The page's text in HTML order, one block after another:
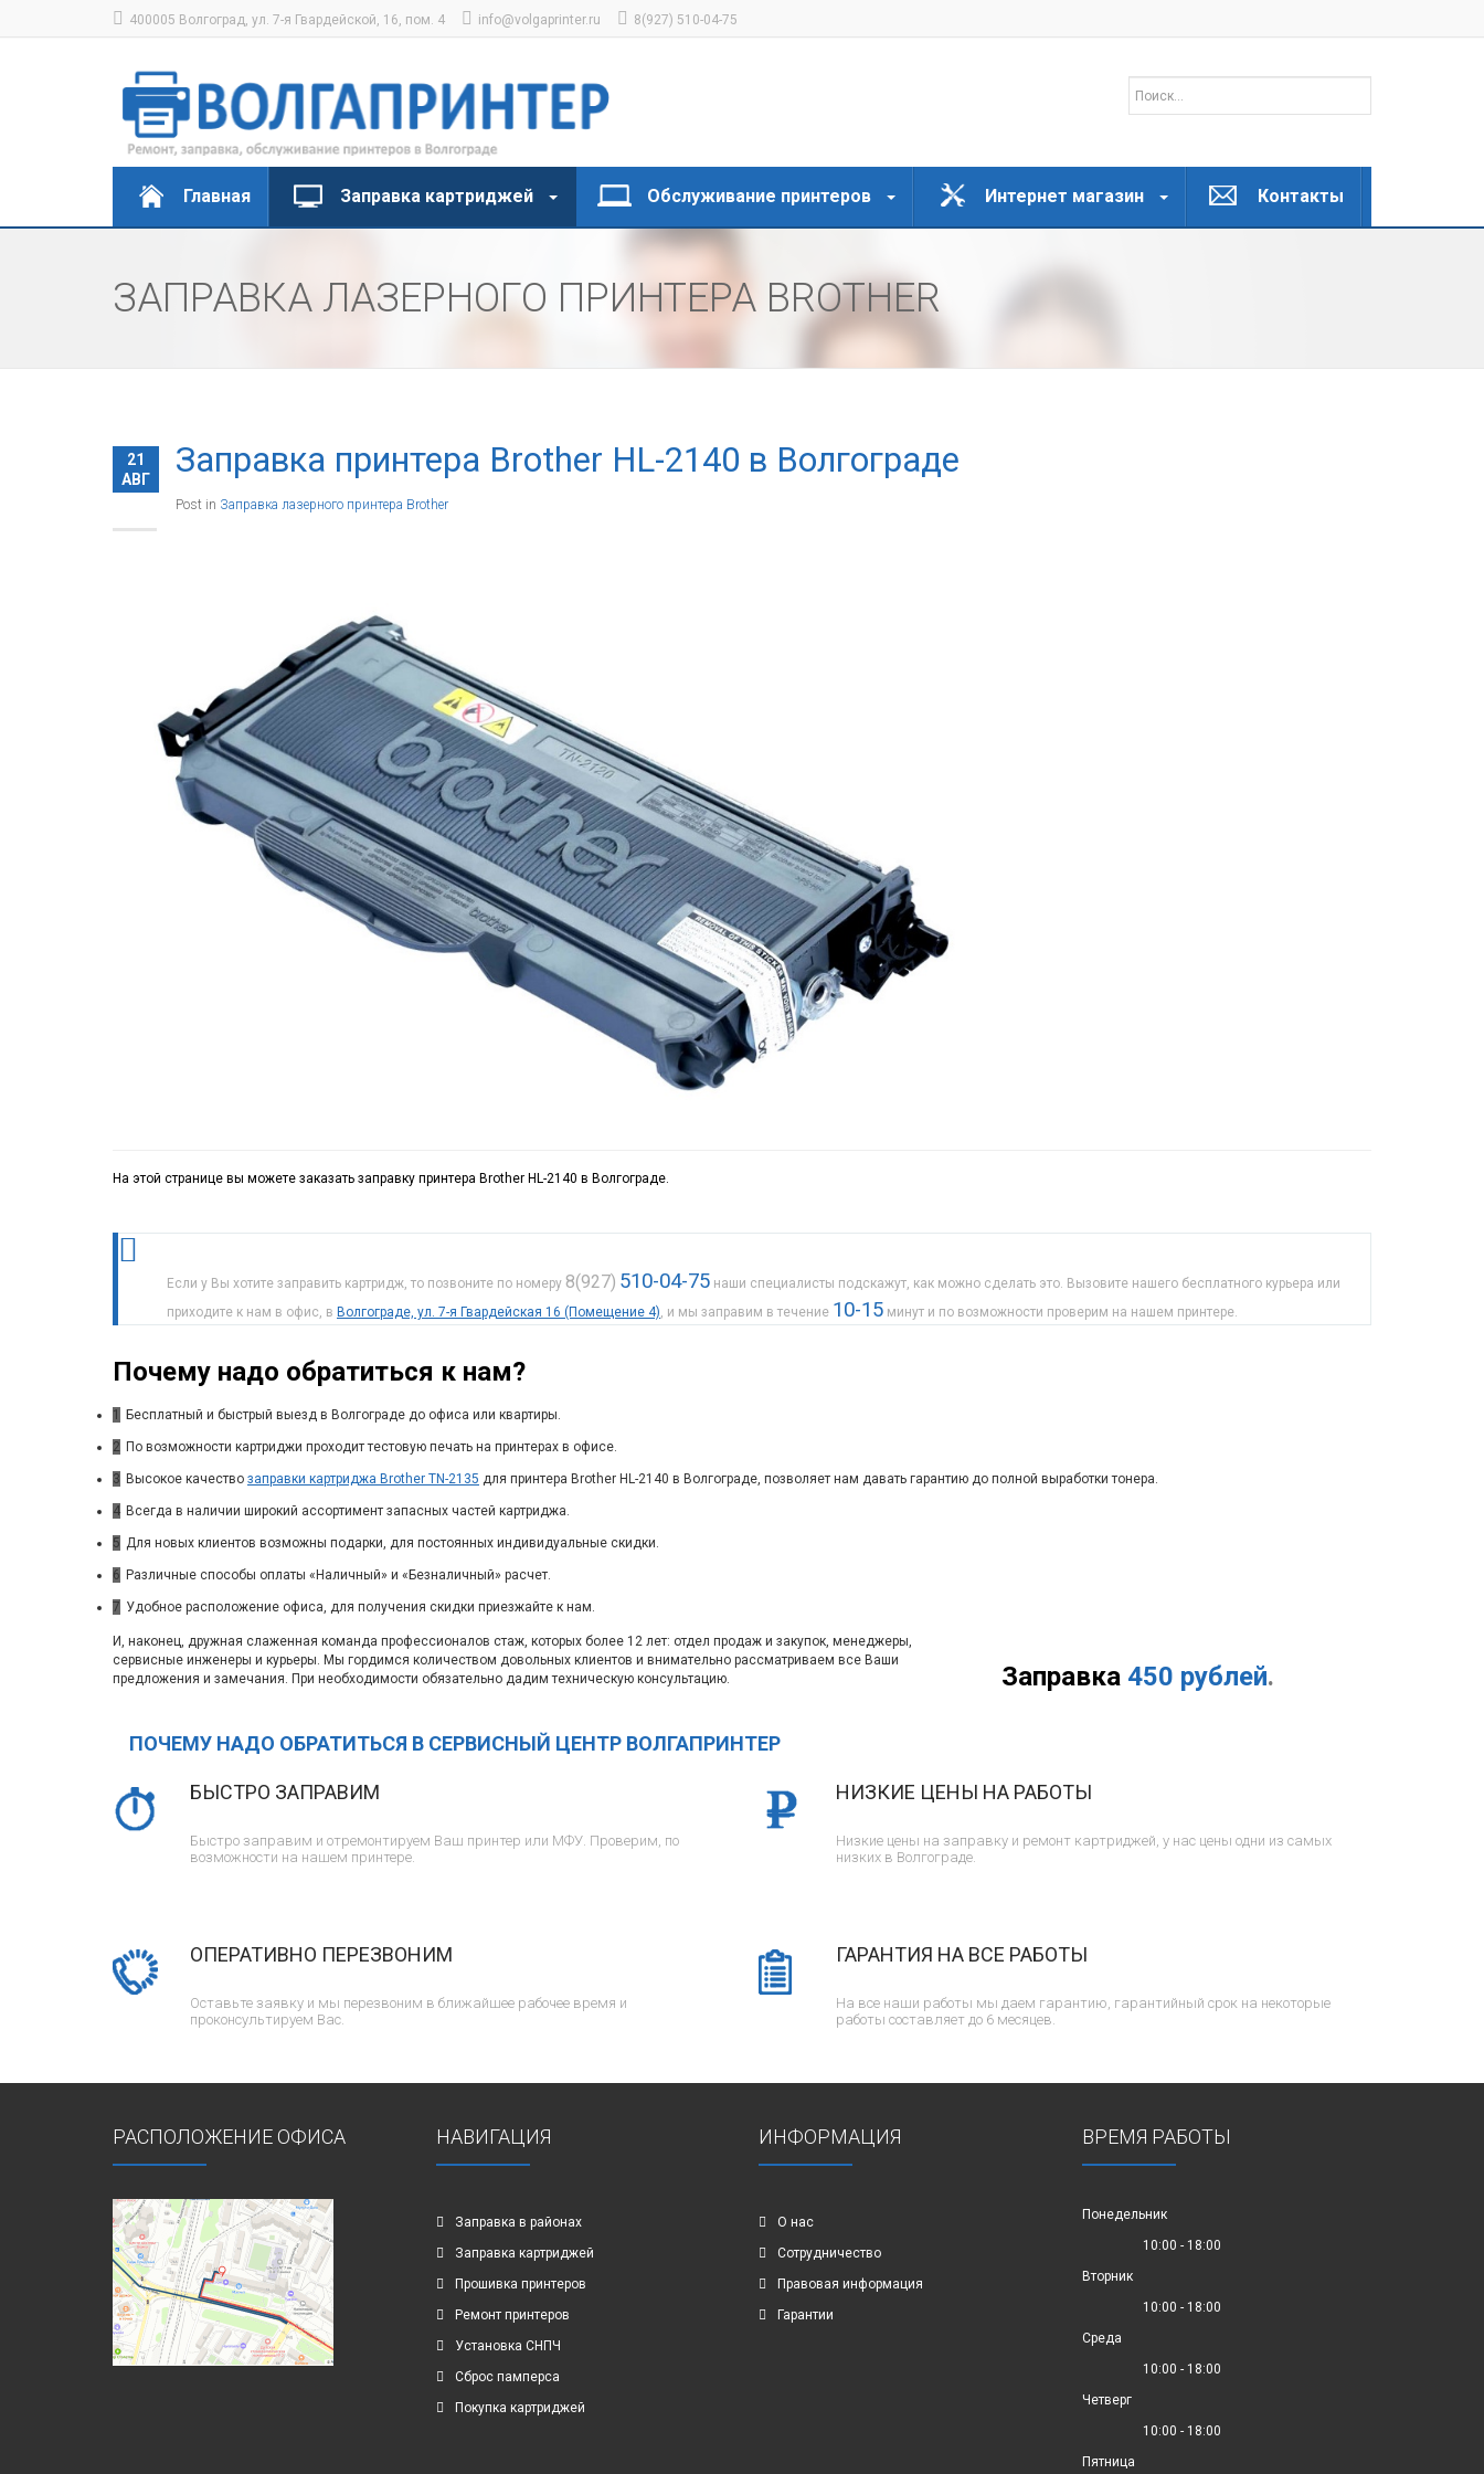
400005 Волгоград, ул. 7-я Гвардейской, 16, пом. 4 info@volgaprinter.ru 8(927) 510-04-75
Главная Заправка картриджей Обслуживание принтеров Интернет магазин Контакты
ЗАПРАВКА ЛАЗЕРНОГО ПРИНТЕРА BROTHER
21
АВГ
Заправка принтера Brother HL-2140 в Волгограде
Post in Заправка лазерного принтера Brother
На этой странице вы можете заказать заправку принтера Brother HL-2140 в Волгограде.
Если у Вы хотите заправить картридж, то позвоните по номеру 8(927) 510-04-75 наши специалисты подскажут, как можно сделать это. Вызовите нашего бесплатного курьера или
приходите к нам в офис, в Волгограде, ул. 7-я Гвардейская 16 (Помещение 4), и мы заправим в течение 10-15 минут и по возможности проверим на нашем принтере.
Почему надо обратиться к нам?
1 Бесплатный и быстрый выезд в Волгограде до офиса или квартиры.
2 По возможности картриджи проходит тестовую печать на принтерах в офисе.
3 Высокое качество заправки картриджа Brother TN-2135 для принтера Brother HL-2140 в Волгограде, позволяет нам давать гарантию до полной выработки тонера.
4 Всегда в наличии широкий ассортимент запасных частей картриджа.
5 Для новых клиентов возможны подарки, для постоянных индивидуальные скидки.
6 Различные способы оплаты «Наличный» и «Безналичный» расчет.
7 Удобное расположение офиса, для получения скидки приезжайте к нам.
Заправка 450 рублей.
И, наконец, дружная слаженная команда профессионалов стаж, которых более 12 лет: отдел продаж и закупок, менеджеры,
сервисные инженеры и курьеры. Мы гордимся количеством довольных клиентов и внимательно рассматриваем все Ваши
предложения и замечания. При необходимости обязательно дадим техническую консультацию.
ПОЧЕМУ НАДО ОБРАТИТЬСЯ В СЕРВИСНЫЙ ЦЕНТР ВОЛГАПРИНТЕР
БЫСТРО ЗАПРАВИМ
Быстро заправим и отремонтируем Ваш принтер или МФУ. Проверим, по
возможности на нашем принтере.
ОПЕРАТИВНО ПЕРЕЗВОНИМ
Оставьте заявку и мы перезвоним в ближайшее рабочее время и
проконсультируем Вас.
НИЗКИЕ ЦЕНЫ НА РАБОТЫ
Низкие цены на заправку и ремонт картриджей, у нас цены одни из самых
низких в Волгограде.
ГАРАНТИЯ НА ВСЕ РАБОТЫ
На все наши работы мы даем гарантию, гарантийный срок на некоторые
работы составляет до 6 месяцев.
РАСПОЛОЖЕНИЕ ОФИСА НАВИГАЦИЯ
Заправка в районах
Заправка картриджей
Прошивка принтеров
Ремонт принтеров
Установка СНПЧ
Сброс памперса
Покупка картриджей
ИНФОРМАЦИЯ
О нас
Сотрудничество
Правовая информация
Гарантии
ВРЕМЯ РАБОТЫ
Понедельник
10:00 - 18:00
Вторник
10:00 - 18:00
Среда
10:00 - 18:00
Четверг
10:00 - 18:00
Пятница